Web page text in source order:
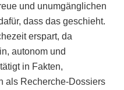
und unumgänglichen
dass das geschieht.
erspart, da
autonom und
in Fakten,
als Recherche-Dossiers